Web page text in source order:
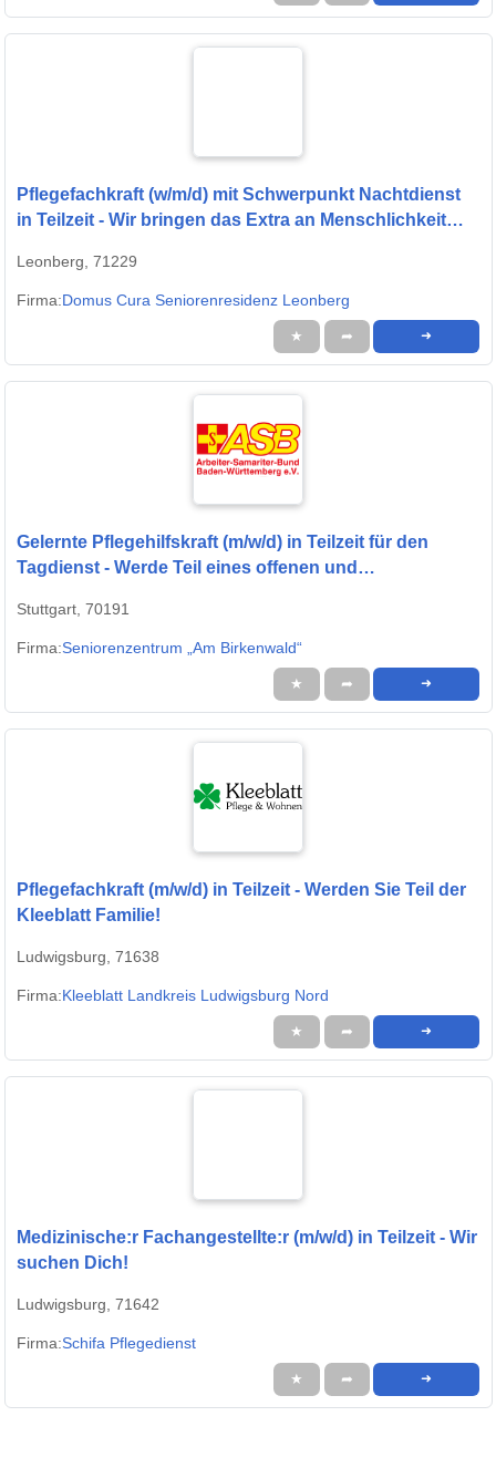
Pflegefachkraft (w/m/d) mit Schwerpunkt Nachtdienst
in Teilzeit - Wir bringen das Extra an Menschlichkeit
Leonberg, 71229
Firma:Domus Cura Seniorenresidenz Leonberg
★ ➦ ➜
Gelernte Pflegehilfskraft (m/w/d) in Teilzeit für den
Tagdienst - Werde Teil eines offenen und
Stuttgart, 70191
Firma:Seniorenzentrum „Am Birkenwald“
★ ➦ ➜
Pflegefachkraft (m/w/d) in Teilzeit - Werden Sie Teil der
Kleeblatt Familie!
Ludwigsburg, 71638
Firma:Kleeblatt Landkreis Ludwigsburg Nord
★ ➦ ➜
Medizinische:r Fachangestellte:r (m/w/d) in Teilzeit - Wir
suchen Dich!
Ludwigsburg, 71642
Firma:Schifa Pflegedienst
★ ➦ ➜